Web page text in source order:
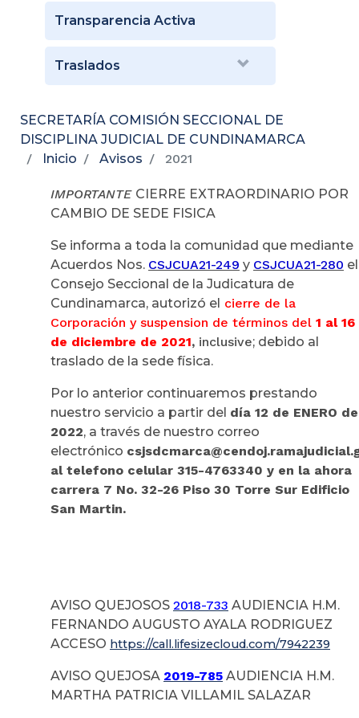
Transparencia Activa
Traslados
SECRETARÍA COMISIÓN SECCIONAL DE
DISCIPLINA JUDICIAL DE CUNDINAMARCA
Inicio
Avisos 2021
IMPORTANTE CIERRE EXTRAORDINARIO POR
CAMBIO DE SEDE FISICA
Se informa a toda la comunidad que mediante
Acuerdos Nos. CSJCUA21-249 y CSJCUA21-280 el
Consejo Seccional de la Judicatura de
Cundinamarca, autorizó el cierre de la
Corporación y suspension de términos del 1 al 16
de diciembre de 2021, inclusive; debido al
traslado de la sede física.
Por lo anterior continuaremos prestando
nuestro servicio a partir del día 12 de ENERO de
2022, a través de nuestro correo
electrónico
al telefono celular 315-4763340 y en la ahora
carrera 7 No. 32-26 Piso 30 Torre Sur Edificio
San Martin.
AVISO QUEJOSOS 2018-733 AUDIENCIA H.M.
FERNANDO AUGUSTO AYALA RODRIGUEZ
ACCESO https://call.lifesizecloud.com/7942239
AVISO QUEJOSA 2019-785 AUDIENCIA H.M.
MARTHA PATRICIA VILLAMIL SALAZAR